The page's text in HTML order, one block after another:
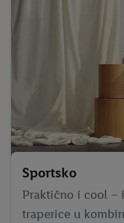
Sportsko
Praktično i cool –
traperice u